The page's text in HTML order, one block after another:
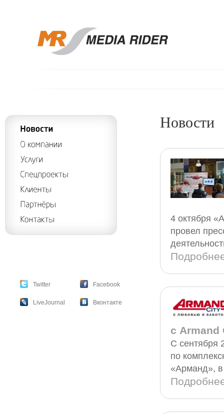
Новости
4 октября
провел
с Armand
С сентября
по
«Арманд», в
Twitter Facebook
LiveJournal Вконтакте